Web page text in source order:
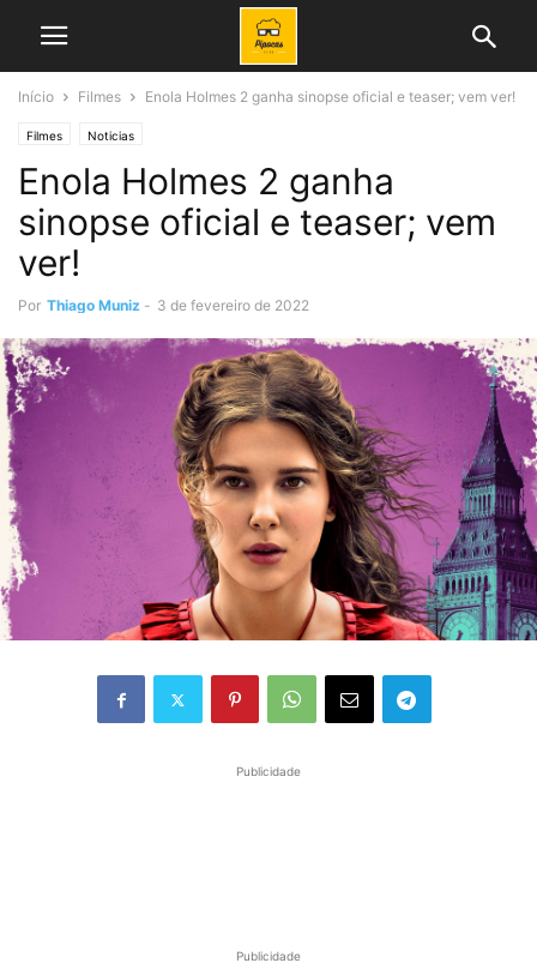
Início Filmes Enola Holmes 2 ganha sinopse oficial e teaser; vem ver!
Filmes Noticias
Enola Holmes 2 ganha
sinopse oficial e teaser; vem
ver!
Por Thiago Muniz - 3 de fevereiro de 2022
Publicidade
Publicidade